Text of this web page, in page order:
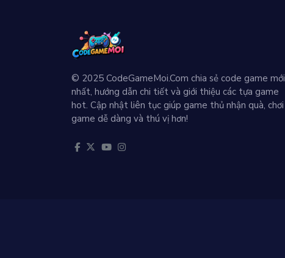
© 2025 CodeGameMoi.Com chia sẻ code game mới
nhất, hướng dẫn chi tiết và giới thiệu các tựa game
hot. Cập nhật liên tục giúp game thủ nhận quà, chơi
game dễ dàng và thú vị hơn!